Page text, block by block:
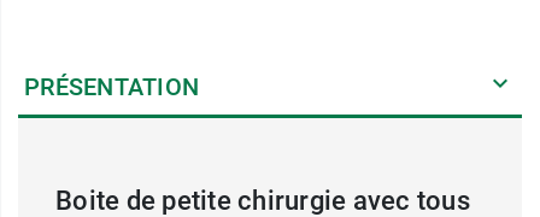
PRÉSENTATION
Boite de petite chirurgie avec tous